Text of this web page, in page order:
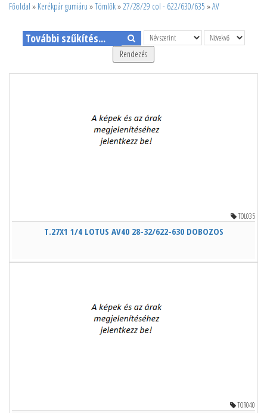
Főoldal » Kerékpár gumiáru »Tömlők»27/28/29 col - 622/630/635 »AV
Rendezés
TOL035
T.27X1 1/4 LOTUS AV40 28-32/622-630 DOBOZOS
TOR040